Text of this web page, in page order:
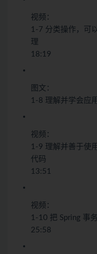
视频：
1-7 分类操作，可
理
18:19
图文：
1-8 理解并学会应
视频：
1-9 理解并善于使
代码
13:51
视频：
1-10 把 Spring 事
25:58